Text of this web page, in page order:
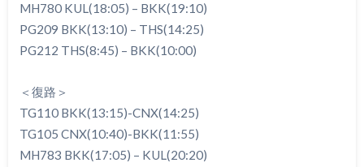
MH780 KUL(18:05) – BKK(19:10)
PG209 BKK(13:10) – THS(14:25)
PG212 THS(8:45) – BKK(10:00)
＜復路＞
TG110 BKK(13:15)-CNX(14:25)
TG105 CNX(10:40)-BKK(11:55)
MH783 BKK(17:05) – KUL(20:20)